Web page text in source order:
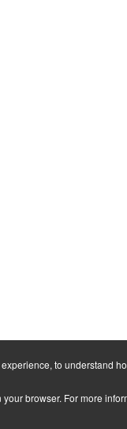
to understand
browser. For more